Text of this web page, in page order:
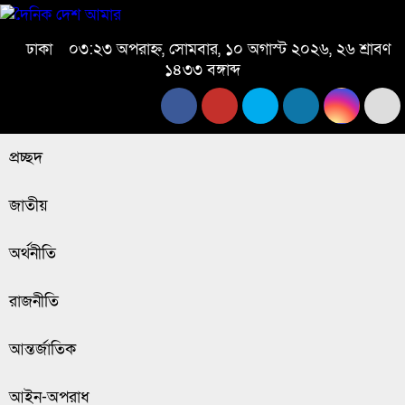
ঢাকা
০৩:২৩ অপরাহ্ন, সোমবার, ১০ অগাস্ট ২০২৬, ২৬ শ্রাবণ
১৪৩৩ বঙ্গাব্দ
প্রচ্ছদ
জাতীয়
অর্থনীতি
রাজনীতি
আন্তর্জাতিক
আইন-অপরাধ